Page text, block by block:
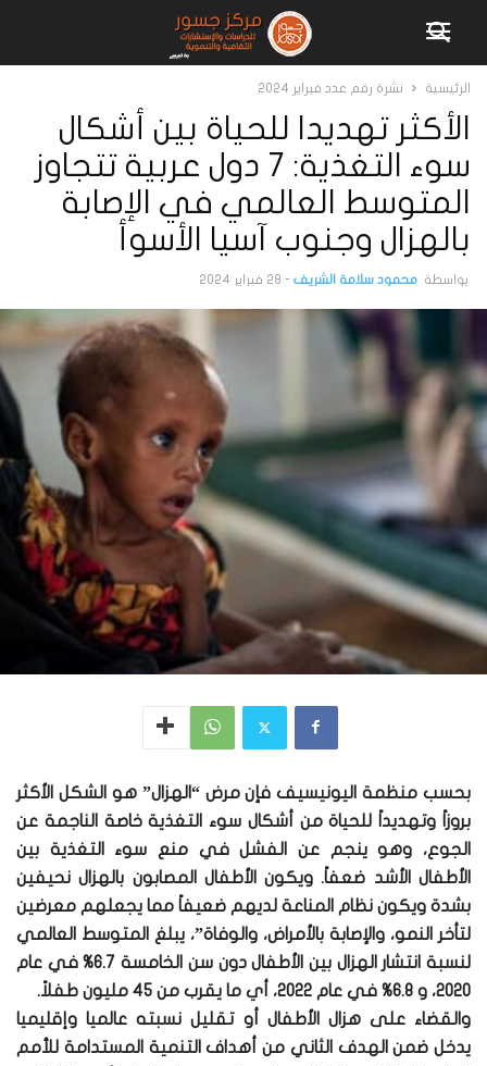
الرئيسية نشرة رقم عدد فبراير 2024
الأكثر تهديدا للحياة بين أشكال
سوء التغذية: 7 دول عربية تتجاوز
المتوسط العالمي في الإصابة
بالهزال وجنوب آسيا الأسوأ
بواسطة محمود سلامة الشريف - 28 فبراير 2024
بحسب منظمة اليونيسيف فإن مرض “الهزال” هو الشكل الأكثر
بروزاً وتهديداً للحياة من أشكال سوء التغذية خاصة الناجمة عن
الجوع، وهو ينجم عن الفشل في منع سوء التغذية بين
الأطفال الأشد ضعفاً. ويكون الأطفال المصابون بالهزال نحيفين
بشدة ويكون نظام المناعة لديهم ضعيفاً مما يجعلهم معرضين
لتأخر النمو، والإصابة بالأمراض، والوفاة”، يبلغ المتوسط العالمي
لنسبة انتشار الهزال بين الأطفال دون سن الخامسة 6.7% في عام
2020، و 6.8% في عام 2022، أي ما يقرب من 45 مليون طفلاً.
والقضاء على هزال الأطفال أو تقليل نسبته عالميا وإقليميا
يدخل ضمن الهدف الثاني من أهداف التنمية المستدامة للأمم